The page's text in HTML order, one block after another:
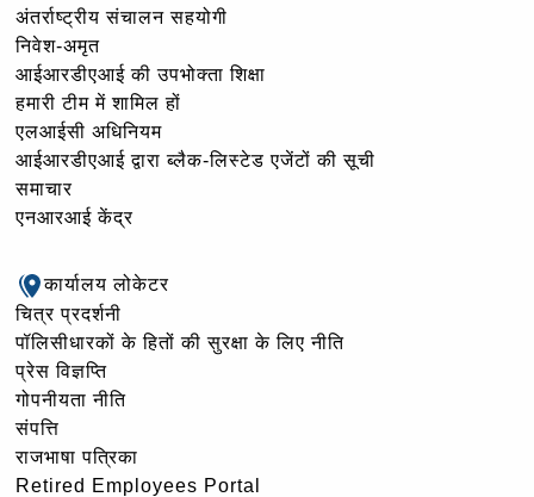
अंतर्राष्ट्रीय संचालन सहयोगी
निवेश-अमृत
आईआरडीएआई की उपभोक्ता शिक्षा
हमारी टीम में शामिल हों
एलआईसी अधिनियम
आईआरडीएआई द्वारा ब्लैक-लिस्टेड एजेंटों की सूची
समाचार
एनआरआई केंद्र
कार्यालय लोकेटर
चित्र प्रदर्शनी
पॉलिसीधारकों के हितों की सुरक्षा के लिए नीति
प्रेस विज्ञप्ति
गोपनीयता नीति
संपत्ति
राजभाषा पत्रिका
Retired Employees Portal